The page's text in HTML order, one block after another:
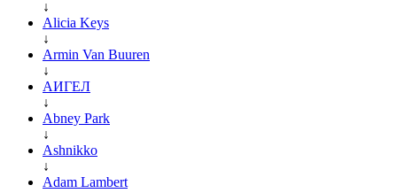
↓
Alicia Keys
↓
Armin Van Buuren
↓
АИГЕЛ
↓
Abney Park
↓
Ashnikko
↓
Adam Lambert